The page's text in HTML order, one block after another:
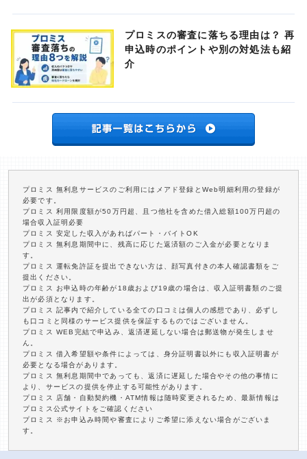
プロミスの審査に落ちる理由は？ 再
申込時のポイントや別の対処法も紹
介
プロミス 無利息サービスのご利用にはメアド登録とWeb明細利用の登録が
必要です。
プロミス 利用限度額が50万円超、且つ他社を含めた借入総額100万円超の
場合収入証明必要
プロミス 安定した収入があればパート・バイトOK
プロミス 無利息期間中に、残高に応じた返済額のご入金が必要となりま
す。
プロミス 運転免許証を提出できない方は、顔写真付きの本人確認書類をご
提出ください。
プロミス お申込時の年齢が18歳および19歳の場合は、収入証明書類のご提
出が必須となります。
プロミス 記事内で紹介している全ての口コミは個人の感想であり、必ずし
も口コミと同様のサービス提供を保証するものではございません。
プロミス WEB完結で申込み、返済遅延しない場合は郵送物が発生しませ
ん。
プロミス 借入希望額や条件によっては、身分証明書以外にも収入証明書が
必要となる場合があります。
プロミス 無利息期間中であっても、返済に遅延した場合やその他の事情に
より、サービスの提供を停止する可能性があります。
プロミス 店舗・自動契約機・ATM情報は随時変更されるため、最新情報は
プロミス公式サイトをご確認ください
プロミス ※お申込み時間や審査によりご希望に添えない場合がございま
す。